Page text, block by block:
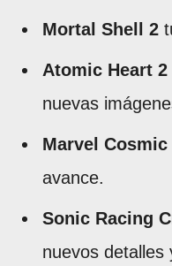
Mortal Shell 2
Atomic Heart 2
nuevas
Marvel
avance.
Sonic Racing
nuevos detalles